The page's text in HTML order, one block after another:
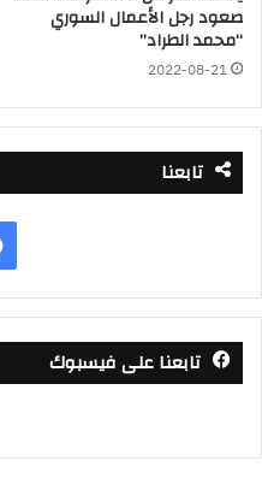
صعود رجل الأعمال السوري
“محمد الطراد”
2022-08-21
تابعنا
تابعنا على فيسبوك